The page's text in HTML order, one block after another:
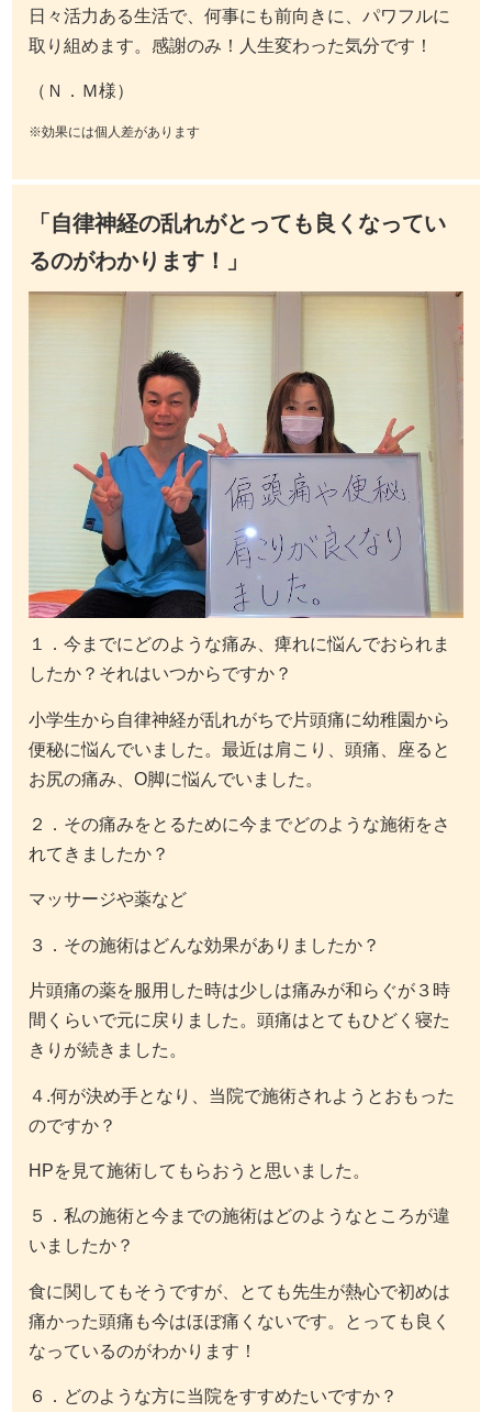
日々活力ある生活で、何事にも前向きに、パワフルに
取り組めます。感謝のみ！人生変わった気分です！
（Ｎ．Ｍ様）
※効果には個人差があります
「自律神経の乱れがとっても良くなってい
るのがわかります！」
１．今までにどのような痛み、痺れに悩んでおられま
したか？それはいつからですか？
小学生から自律神経が乱れがちで片頭痛に幼稚園から
便秘に悩んでいました。最近は肩こり、頭痛、座ると
お尻の痛み、O脚に悩んでいました。
２．その痛みをとるために今までどのような施術をさ
れてきましたか？
マッサージや薬など
３．その施術はどんな効果がありましたか？
片頭痛の薬を服用した時は少しは痛みが和らぐが３時
間くらいで元に戻りました。頭痛はとてもひどく寝た
きりが続きました。
４.何が決め手となり、当院で施術されようとおもった
のですか？
HPを見て施術してもらおうと思いました。
５．私の施術と今までの施術はどのようなところが違
いましたか？
食に関してもそうですが、とても先生が熱心で初めは
痛かった頭痛も今はほぼ痛くないです。とっても良く
なっているのがわかります！
６．どのような方に当院をすすめたいですか？